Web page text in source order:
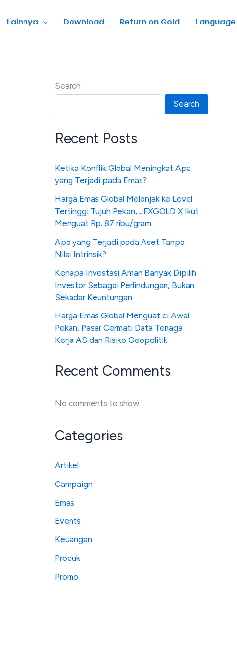
Lainnya Download Return on Gold Language
Search
Search
Recent Posts
Ketika Konflik Global Meningkat Apa
yang Terjadi pada Emas?
Harga Emas Global Melonjak ke Level
Tertinggi Tujuh Pekan, JFXGOLD X Ikut
Menguat Rp. 87 ribu/gram
Apa yang Terjadi pada Aset Tanpa
Nilai Intrinsik?
Kenapa Investasi Aman Banyak Dipilih
Investor Sebagai Perlindungan, Bukan
Sekadar Keuntungan
Harga Emas Global Menguat di Awal
Pekan, Pasar Cermati Data Tenaga
Kerja AS dan Risiko Geopolitik
Recent Comments
No comments to show.
Categories
Artikel
Campaign
Emas
Events
Keuangan
Produk
Promo